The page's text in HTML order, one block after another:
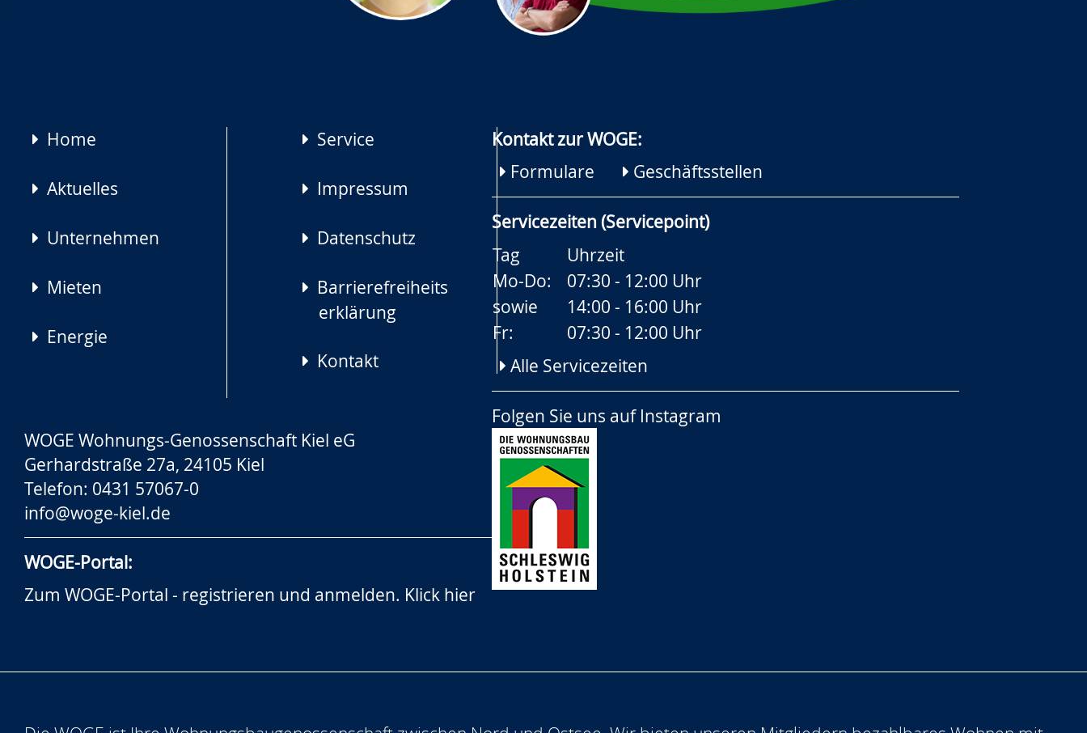
Navigation
Home
Aktuelles
Unternehmen
Mieten
Energie
Service
Impressum
Datenschutz
Barrierefreiheits
erklärung
Kontakt
Kontakt zur WOGE:
Formulare
Geschäftsstellen
Servicezeiten (Servicepoint)
Tag
Uhrzeit
Mo-Do:
07:30 - 12:00 Uhr
sowie
14:00 - 16:00 Uhr
Fr:
07:30 - 12:00 Uhr
Alle Servicezeiten
Folgen Sie uns auf Instagram
WOGE Wohnungs-Genossenschaft Kiel eG
Gerhardstraße 27a, 24105 Kiel
Telefon: 0431 57067-0
info@woge-kiel.de
WOGE-Portal:
Zum WOGE-Portal - registrieren und anmelden. Klick hier